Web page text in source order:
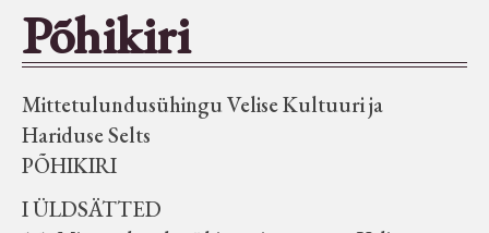
Seltsid-ühingud
Aiandus
Tuletõrje
Põhikiri
Mittetulundusühingu Velise Kultuuri ja
Hariduse Selts
PÕHIKIRI
I ÜLDSÄTTED